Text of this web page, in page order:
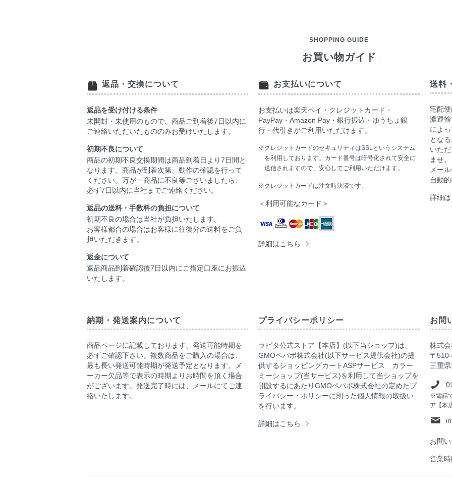
SHOPPING GUIDE
お買い物ガイド
返品・交換について
返品を受け付ける条件
未開封・未使用のもので、商品ご到着後7日以内に
ご連絡いただいたもののみお受けいたします。
初期不良について
商品の初期不良交換期間は商品到着日より7日間と
なります。商品が到着次第、動作の確認を行って
ください。万が一商品に不良等ございましたら、
必ず7日以内に当社までご連絡ください。
返品の送料・手数料の負担について
初期不良の場合は当社が負担いたします。
お客様都合の場合はお客様に往復分の送料をご負
担いただきます。
返金について
返品商品到着確認後7日以内にご指定口座にお振込
いたします。
お支払いについて
お支払いは楽天ペイ・クレジットカード・
PayPay・Amazon Pay・銀行振込・ゆうちょ銀
行・代引きがご利用いただけます。
※クレジットカードのセキュリティはSSLというシステム
を利用しております。カード番号は暗号化されて安全に
送信されますので、安心してご利用いただけます。
※クレジットカードは注文時決済です。
＜利用可能なカード＞
詳細はこちら
送料
宅配
濃運
によ
とな
いた
ませ。
メー
自動
詳細
納期・発送案内について
商品ページに記載しております、発送可能時期を
必ずご確認下さい。複数商品をご購入の場合は、
最も長い発送可能時期が発送予定となります。メ
ーカー欠品等で表示の時期よりお時間を頂く場合
がございます。発送完了時には、メールにてご連
絡いたします。
プライバシーポリシー
ラピタ公式ストア【本店】(以下当ショップ)は、
GMOペパボ株式会社(以下サービス提供会社)の提
供するショッピングカートASPサービス カラー
ミーショップ(当サービス)を利用して当ショップを
開設するにあたりGMOペパボ株式会社の定めたプ
ライバシー・ポリシーに則った個人情報の取扱い
を行います。
詳細はこちら
お問
株式
〒
三重
※電話
ア【本
お問
営業